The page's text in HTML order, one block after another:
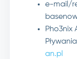
e-mail/
Pho3nix
an.pl